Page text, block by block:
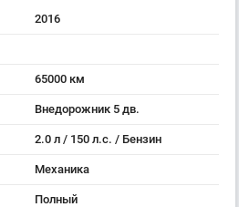
2016
65000 км
Внедорожник 5 дв.
2.0 л / 150 л.с. / Бензин
Механика
Полный